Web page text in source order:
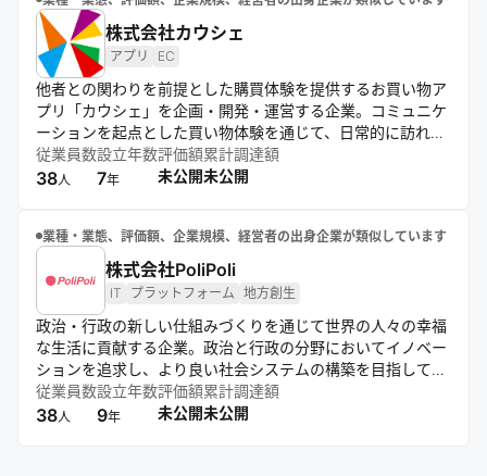
株式会社カウシェ
アプリ EC
他者との関わりを前提とした購買体験を提供するお買い物ア
プリ「カウシェ」を企画・開発・運営する企業。コミュニケ
ーションを起点とした買い物体験を通じて、日常的に訪れた
くなる場を創出する。流通と人のつながりを再設計し、新し
い生活圏のカタチをつくることを目指している。
従業員数
38人
設立年数
7年
評価額
未公開
累計調達額
未公開
業種・業態、評価額、企業規模、経営者の出身企業が類似しています
株式会社PoliPoli
IT プラットフォーム 地方創生
政治・行政の新しい仕組みづくりを通じて世界の人々の幸福
な生活に貢献する企業。政治と行政の分野においてイノベー
ションを追求し、より良い社会システムの構築を目指してい
る。
従業員数
38人
設立年数
9年
評価額
未公開
累計調達額
未公開